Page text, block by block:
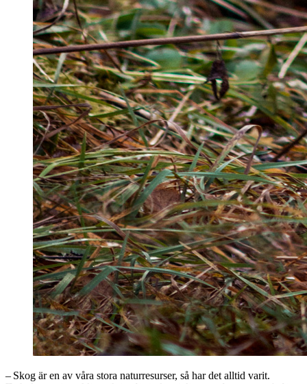
– Skog är en av våra stora naturresurser, så har det alltid varit.